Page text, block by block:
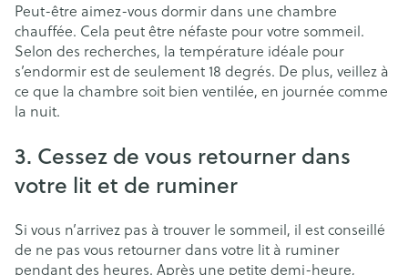
Peut-être aimez-vous dormir dans une chambre
chauffée. Cela peut être néfaste pour votre sommeil.
Selon des recherches, la température idéale pour
s’endormir est de seulement 18 degrés. De plus, veillez à
ce que la chambre soit bien ventilée, en journée comme
la nuit.
3. Cessez de vous retourner dans
votre lit et de ruminer
Si vous n’arrivez pas à trouver le sommeil, il est conseillé
de ne pas vous retourner dans votre lit à ruminer
pendant des heures. Après une petite demi-heure,